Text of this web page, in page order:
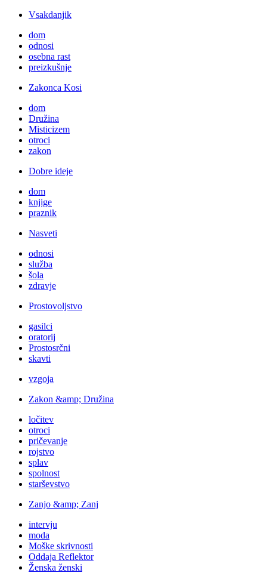
Vsakdanjik
dom
odnosi
osebna rast
preizkušnje
Zakonca Kosi
dom
Družina
Misticizem
otroci
zakon
Dobre ideje
dom
knjige
praznik
Nasveti
odnosi
služba
šola
zdravje
Prostovoljstvo
gasilci
oratorij
Prostosrčni
skavti
vzgoja
Zakon &amp; Družina
ločitev
otroci
pričevanje
rojstvo
splav
spolnost
starševstvo
Zanjo &amp; Zanj
intervju
moda
Moške skrivnosti
Oddaja Reflektor
Ženska ženski